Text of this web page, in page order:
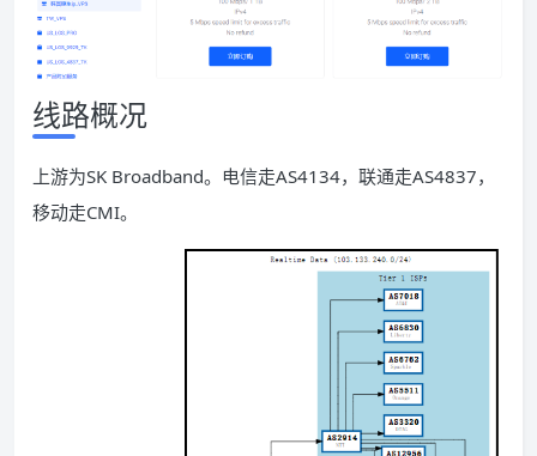
线路概况
上游为SK Broadband。电信走AS4134，联通走AS4837，
移动走CMI。